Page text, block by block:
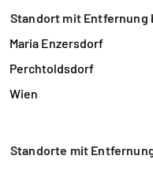
Standort mit Entfernung
Maria Enzersdorf
Perchtoldsdorf
Wien
Standorte mit